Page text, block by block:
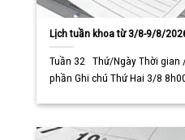
Lịch tuần khoa từ 3/8-9/8/
Tuần 32 Thứ/Ngày Thời gian
phần Ghi chú Thứ Hai 3/8